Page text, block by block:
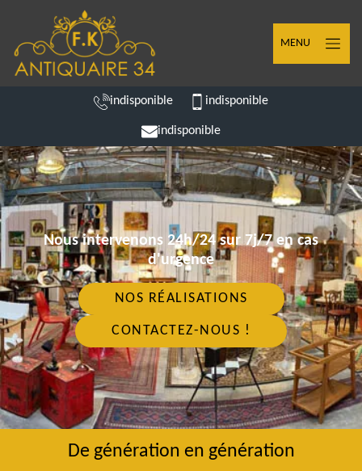
MENU
indisponible indisponible
indisponible
Nous intervenons 24h/24 sur 7j/7 en cas
d'urgence
NOS RÉALISATIONS
CONTACTEZ-NOUS !
De génération en génération